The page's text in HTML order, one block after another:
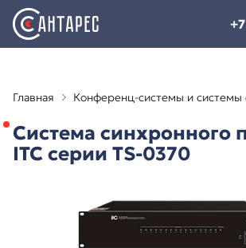
Главная Конференц-системы и системы
Система синхронного
ITC серии TS-0370